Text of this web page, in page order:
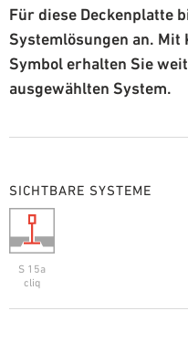
Für diese Deckenplatte
Systemlösungen an.
Symbol erhalten Sie
ausgewählten System.
SICHTBARE SYSTEME
S 15a
cliq